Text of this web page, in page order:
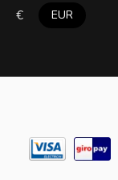
€ EUR